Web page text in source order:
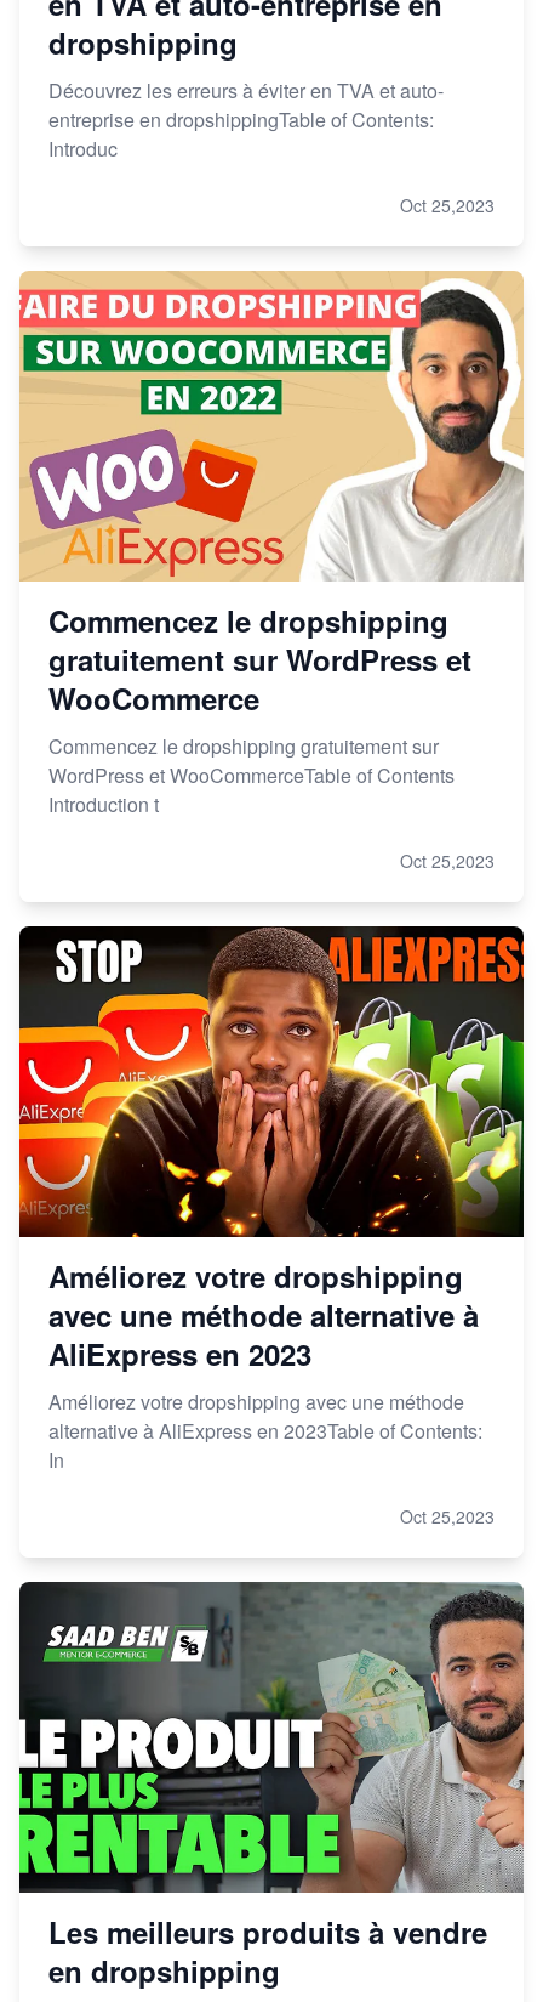
dropshipping
Découvrez les erreurs à éviter en TVA et auto-
entreprise en dropshippingTable of Contents:
Introduc
Oct 25,2023
Commencez le dropshipping
gratuitement sur WordPress et
WooCommerce
Commencez le dropshipping gratuitement sur
WordPress et WooCommerceTable of Contents
Introduction t
Oct 25,2023
Améliorez votre dropshipping
avec une méthode alternative à
AliExpress en 2023
Améliorez votre dropshipping avec une méthode
alternative à AliExpress en 2023Table of Contents:
In
Oct 25,2023
Les meilleurs produits à vendre
en dropshipping